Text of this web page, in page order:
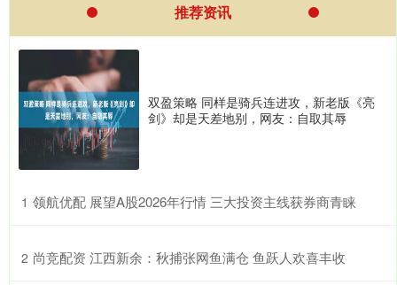
推荐资讯
双盈策略 同样是骑兵连进攻，新老版《亮
剑》却是天差地别，网友：自取其辱
1 ​领航优配 展望A股2026年行情 三大投资主线获券商青睐
2 ​尚竞配资 江西新余：秋捕张网鱼满仓 鱼跃人欢喜丰收